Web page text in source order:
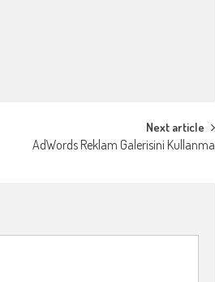
Next article
AdWords Reklam Galerisini Kullanma